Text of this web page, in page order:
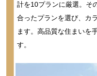
計を10プランに厳選。そ
合ったプランを選び、カ
ます。高品質な住まいを
す。